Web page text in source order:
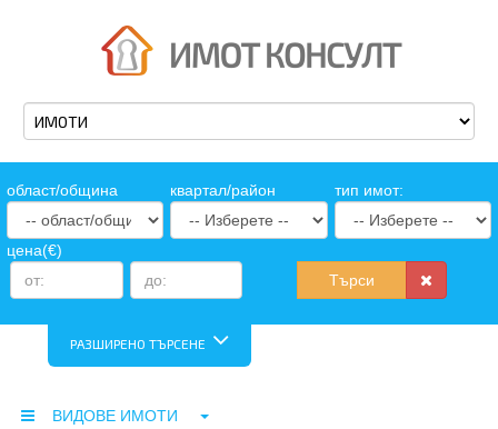
oбласт/община квартал/район тип имот:
цена(€)
Търси
РАЗШИРЕНО ТЪРСЕНЕ
ВИДОВЕ ИМОТИ